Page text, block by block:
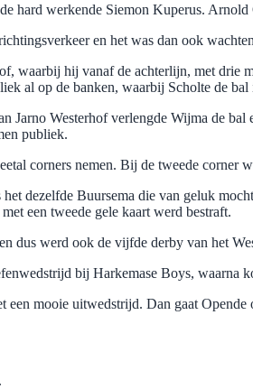
hard werkende Siemon Kuperus.
en het was dan ook
waarbij hij vanaf de achterlijn, met
al op de banken, waarbij Scholte de
Jarno Westerhof verlengde Wijma de
publiek.
corners nemen. Bij de tweede corner
dezelfde Buursema die van geluk
een tweede gele kaart werd bestraft.
dus werd ook de vijfde derby van het
bij Harkemase Boys, waarna
een mooie uitwedstrijd. Dan gaat